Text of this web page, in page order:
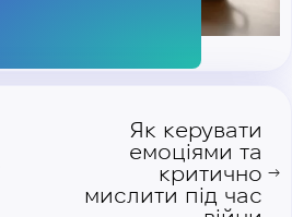
Як керувати
емоціями та
критично
мислити під час
→